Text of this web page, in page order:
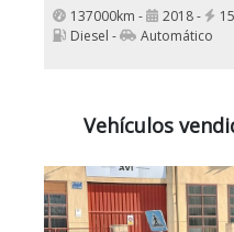
137000km - 2018 -
Diesel -
Automático
Vehículos